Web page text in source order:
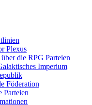
Plexus
die RPG Parteien
Imperium
Föderation
Parteien